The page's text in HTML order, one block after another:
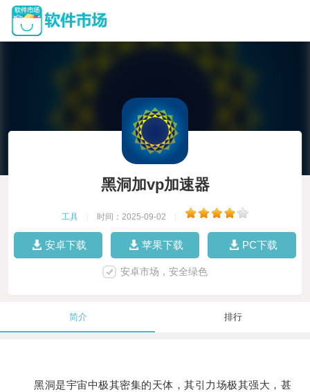
黑洞加vp加速器
工具 时间：2025-09-02
安卓下载 苹果下载 PC下载
安卓市场，安全绿色
简介 排行
黑洞是宇宙中极其密集的天体，其引力场极其强大，甚